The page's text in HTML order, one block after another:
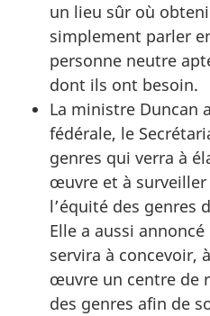
un lieu sûr où
simplement parler
personne neutre
dont ils ont besoin.
La ministre Duncan
fédérale, le
genres qui verra à
œuvre et à
l’équité des genres
Elle a aussi
servira à concevoir,
œuvre un centre de
des genres afin de